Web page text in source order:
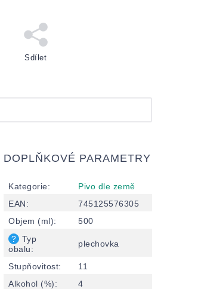
Sdílet
DOPLŇKOVÉ PARAMETRY
Kategorie:
Pivo dle země
EAN:
745125576305
Objem (ml):
500
?
Typ
obalu:
plechovka
Stupňovitost:
11
Alkohol (%): 4